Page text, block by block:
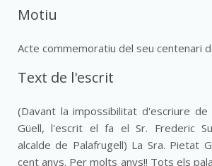
Motiu
Acte commemoratiu del seu centenari
Text de l'escrit
(Davant la impossibilitat d'escriure
Güell, l'escrit el fa el Sr. Frederic
alcalde de Palafrugell) La Sra. Pietat
cent anys. Per molts anys!! Tots els